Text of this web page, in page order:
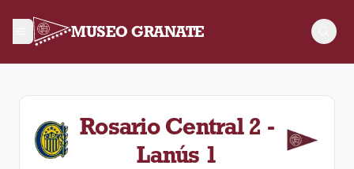
MUSEO GRANATE
Fecha 11. Partido entre Lanús y Rosario Central disputado
Rosario Central 2 -
Lanús 1